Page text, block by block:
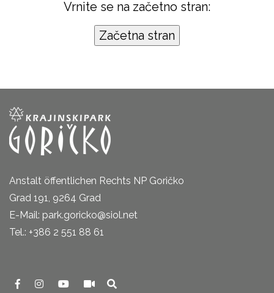
Vrnite se na začetno stran:
Anstalt öffentlichen Rechts NP Goričko
Grad 191, 9264 Grad
E-Mail: park.goricko@siol.net
Tel.: +386 2 551 88 61